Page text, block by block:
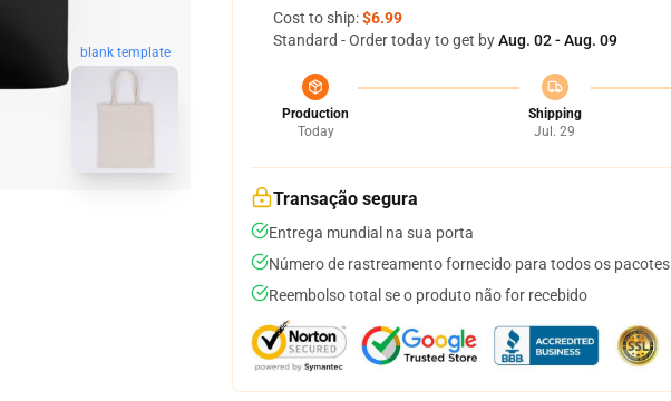
blank template
Cost to ship:$6.99
Standard - Order today to get byAug. 02 - Aug. 09
Production
Today
Shipping
Jul. 29
Transação segura
Entrega mundial na sua porta
Número de rastreamento fornecido para todos os pacotes
Reembolso total se o produto não for recebido